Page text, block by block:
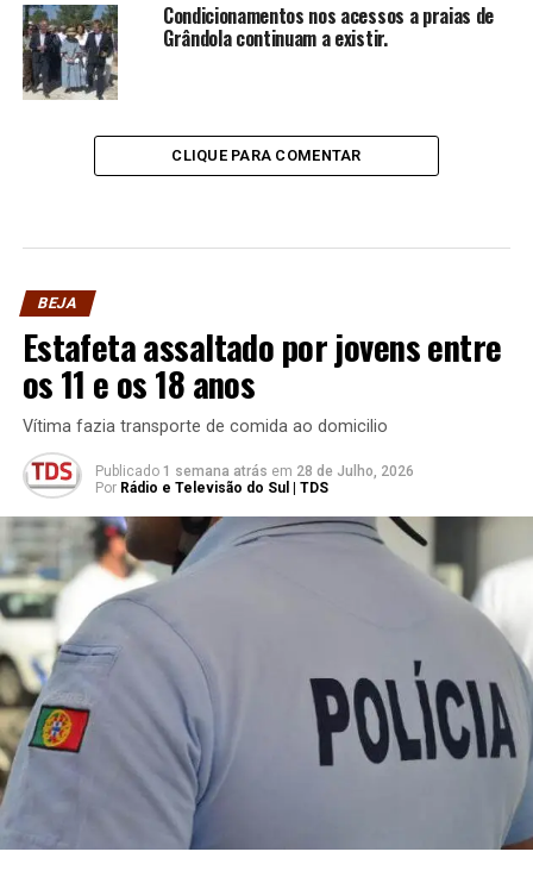
Condicionamentos nos acessos a praias de
Grândola continuam a existir.
CLIQUE PARA COMENTAR
BEJA
Estafeta assaltado por jovens entre
os 11 e os 18 anos
Vítima fazia transporte de comida ao domicilio
Publicado 1 semana atrás em 28 de Julho, 2026
Por Rádio e Televisão do Sul | TDS